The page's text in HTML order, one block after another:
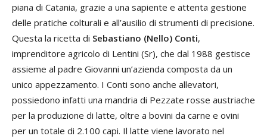
piana di Catania, grazie a una sapiente e attenta gestione
delle pratiche colturali e all’ausilio di strumenti di precisione.
Questa la ricetta di Sebastiano (Nello) Conti,
imprenditore agricolo di Lentini (Sr), che dal 1988 gestisce
assieme al padre Giovanni un’azienda composta da un
unico appezzamento. I Conti sono anche allevatori,
possiedono infatti una mandria di Pezzate rosse austriache
per la produzione di latte, oltre a bovini da carne e ovini
per un totale di 2.100 capi. Il latte viene lavorato nel